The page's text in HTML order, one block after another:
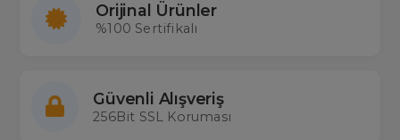
Orijinal Ürünler
%100 Sertifikalı
Güvenli Alışveriş
256Bit SSL Koruması